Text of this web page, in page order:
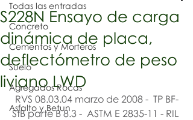
Todas las entradas
Concreto
Cementos y Morteros
Suelo
Agregados Rocas
Asfalto y Betun
S228N Ensayo de carga
dinámica de placa,
deflectómetro de peso
liviano LWD
RVS 08.03.04 marzo de 2008 -  TP BF-
StB parte B 8.3 -  ASTM E 2835-11 - RIL